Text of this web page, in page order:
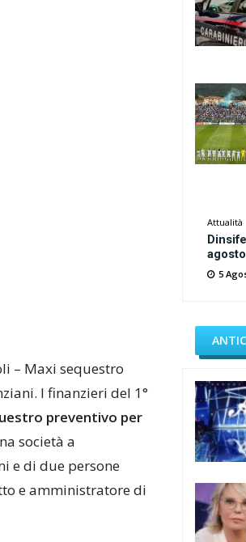
– Maxi sequestro
I finanzieri del 1°
preventivo per
società a
e di due persone
e amministratore di
Attualità
5